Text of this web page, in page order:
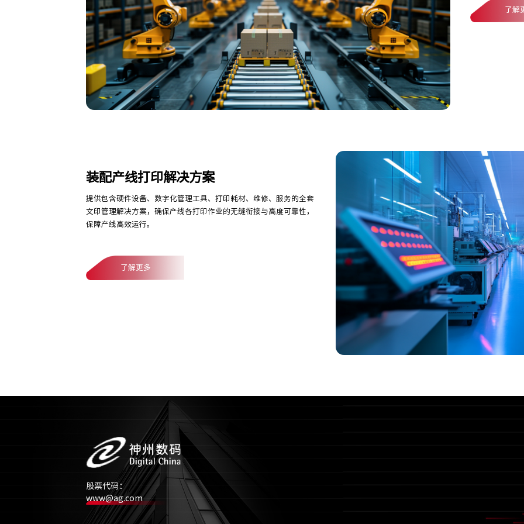
了解
装配产线打印解决方案
提供包含硬件设备、数字化管理工具、打印耗材、维修、服务的全套
文印管理解决方案，确保产线各打印作业的无缝衔接与高度可靠性，
保障产线高效运行。
了解更多
股票代码：
www@ag.com